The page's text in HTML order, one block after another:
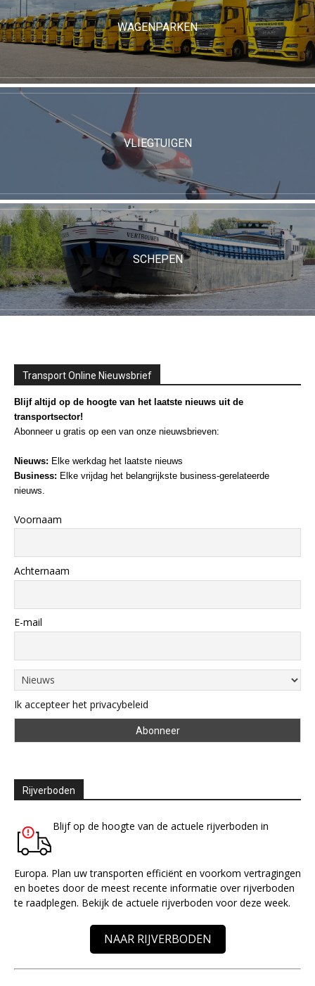
WAGENPARKEN
VLIEGTUIGEN
SCHEPEN
Transport Online Nieuwsbrief
Blijf altijd op de hoogte van het laatste nieuws uit de
transportsector!
Abonneer u gratis op een van onze nieuwsbrieven:
Nieuws: Elke werkdag het laatste nieuws
Business: Elke vrijdag het belangrijkste business-gerelateerde
nieuws.
Voornaam
Achternaam
E-mail
Ik accepteer het privacybeleid
Rijverboden
Blijf op de hoogte van de actuele rijverboden in
Europa. Plan uw transporten efficiënt en voorkom vertragingen
en boetes door de meest recente informatie over rijverboden
te raadplegen. Bekijk de actuele rijverboden voor deze week.
NAAR RIJVERBODEN